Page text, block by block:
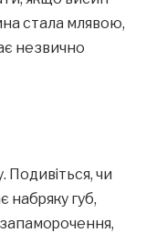
стала млявою,
незвично
чи
губ,